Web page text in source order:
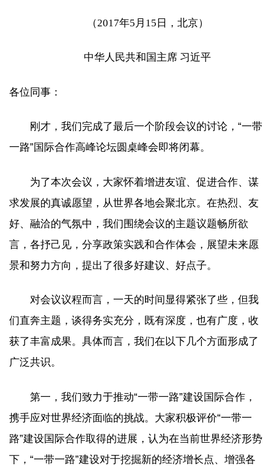
（2017年5月15日，北京）
中华人民共和国主席 习近平
各位同事：
刚才，我们完成了最后一个阶段会议的讨论，“一带
一路”国际合作高峰论坛圆桌峰会即将闭幕。
为了本次会议，大家怀着增进友谊、促进合作、谋
求发展的真诚愿望，从世界各地会聚北京。在热烈、友
好、融洽的气氛中，我们围绕会议的主题议题畅所欲
言，各抒己见，分享政策实践和合作体会，展望未来愿
景和努力方向，提出了很多好建议、好点子。
对会议议程而言，一天的时间显得紧张了些，但我
们直奔主题，谈得务实充分，既有深度，也有广度，收
获了丰富成果。具体而言，我们在以下几个方面形成了
广泛共识。
第一，我们致力于推动“一带一路”建设国际合作，
携手应对世界经济面临的挑战。大家积极评价“一带一
路”建设国际合作取得的进展，认为在当前世界经济形势
下，“一带一路”建设对于挖掘新的经济增长点、增强各